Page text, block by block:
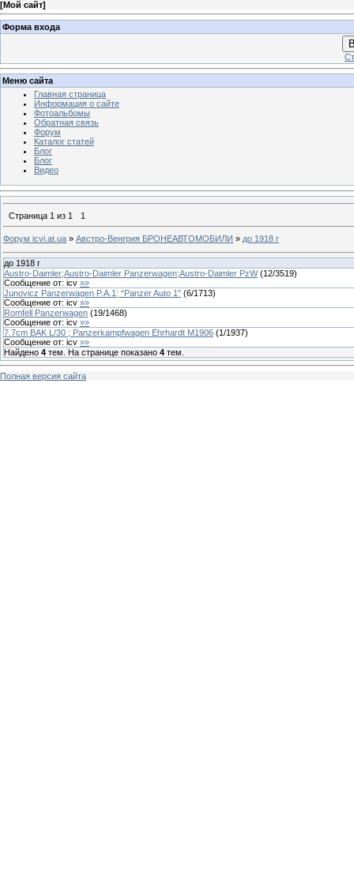
[Мой сайт]
Форма входа
Меню сайта
Главная страница
Информация о сайте
Фотоальбомы
Обратная связь
Форум
Каталог статей
Блог
Блог
Видео
Страница 1 из 1 1
Форум icvi.at.ua » Австро-Венгрия БРОНЕАВТОМОБИЛИ » до 1918 г
до 1918 г
Austro-Daimler;Austro-Daimler Panzerwagen;Austro-Daimler PzW (12/3519)
Сообщение от: icv »»
Junovicz Panzerwagen P.A.1; “Panzer Auto 1” (6/1713)
Сообщение от: icv »»
Romfell Panzerwagen (19/1468)
Сообщение от: icv »»
7.7cm BAK L/30 ; Panzerkampfwagen Ehrhardt M1906 (1/1937)
Сообщение от: icv »»
Найдено 4 тем. На странице показано 4 тем.
Полная версия сайта